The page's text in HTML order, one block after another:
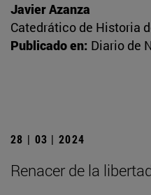
Javier Azanza
Catedrático de Historia
Publicado en: Diario de
28 | 03 | 2024
Renacer de la